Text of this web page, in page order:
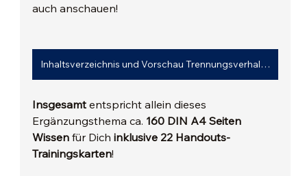
auch anschauen!
Inhaltsverzeichnis und Vorschau Trennungsverhalten
Insgesamt entspricht allein dieses
Ergänzungsthema ca. 160 DIN A4 Seiten
Wissen für Dich inklusive 22 Handouts-
Trainingskarten!